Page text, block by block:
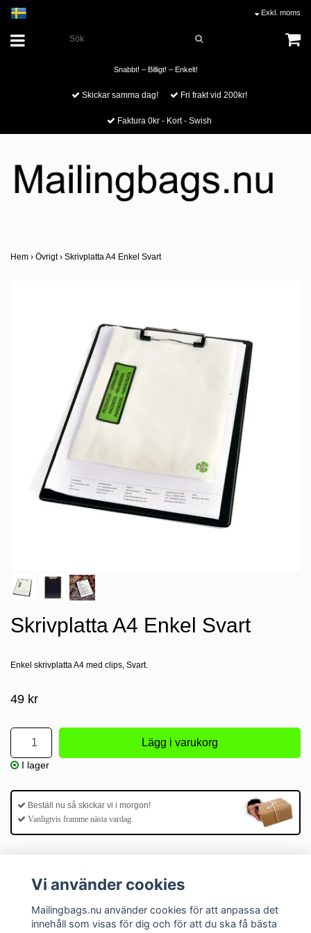
Exkl. moms
Snabbt! – Billigt! – Enkelt!
Skickar samma dag! Fri frakt vid 200kr!
Faktura 0kr - Kort - Swish
Hem › Övrigt› Skrivplatta A4 Enkel Svart
Skrivplatta A4 Enkel Svart
Enkel skrivplatta A4 med clips, Svart.
49 kr
I lager
Beställ nu så skickar vi i morgon!
Vanligtvis framme nästa vardag.
Vi använder cookies
Mailingbags.nu använder cookies för att anpassa det
innehåll som visas för dig och för att du ska få bästa